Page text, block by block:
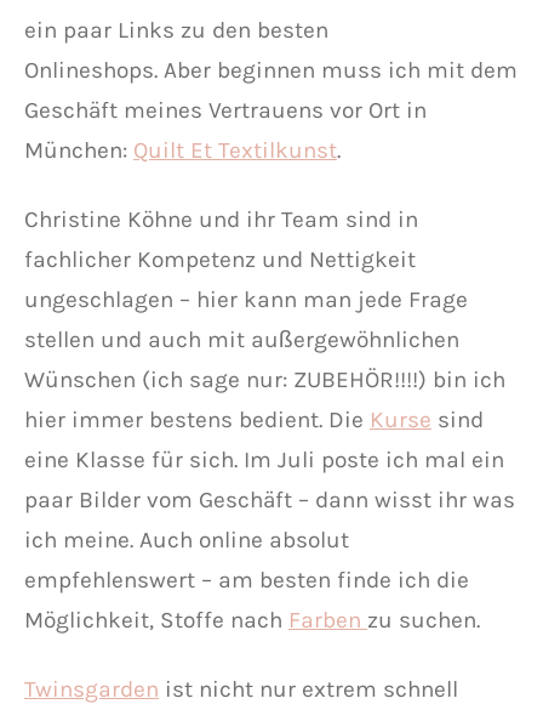
ein paar Links zu den besten
Onlineshops. Aber beginnen muss ich mit dem
Geschäft meines Vertrauens vor Ort in
München: Quilt Et Textilkunst.
Christine Köhne und ihr Team sind in
fachlicher Kompetenz und Nettigkeit
ungeschlagen – hier kann man jede Frage
stellen und auch mit außergewöhnlichen
Wünschen (ich sage nur: ZUBEHÖR!!!!) bin ich
hier immer bestens bedient. Die Kurse sind
eine Klasse für sich. Im Juli poste ich mal ein
paar Bilder vom Geschäft – dann wisst ihr was
ich meine. Auch online absolut
empfehlenswert – am besten finde ich die
Möglichkeit, Stoffe nach Farben zu suchen.
Twinsgarden ist nicht nur extrem schnell